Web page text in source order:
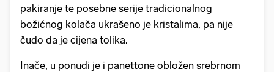
pakiranje te posebne serije tradicionalnog
božićnog kolača ukrašeno je kristalima, pa nije
čudo da je cijena tolika.
Inače, u ponudi je i panettone obložen srebrnom